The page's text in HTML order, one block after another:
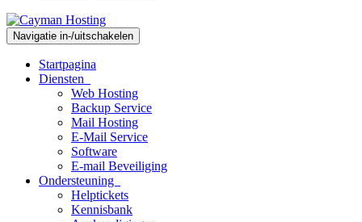
Navigatie in-/uitschakelen
Startpagina
Diensten
Web Hosting
Backup Service
Mail Hosting
E-Mail Service
Software
E-mail Beveiliging
Ondersteuning
Helptickets
Kennisbank